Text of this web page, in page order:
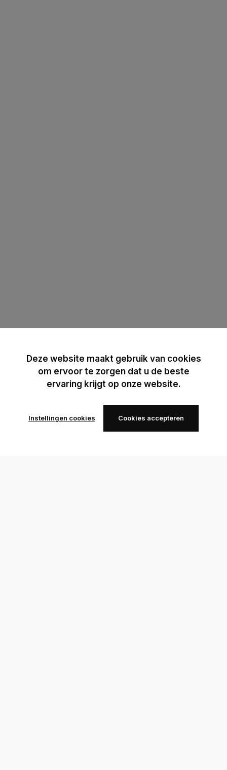
Deze website maakt gebruik van cookies
om ervoor te zorgen dat u de beste
ervaring krijgt op onze website.
Instellingen cookies Cookies accepteren